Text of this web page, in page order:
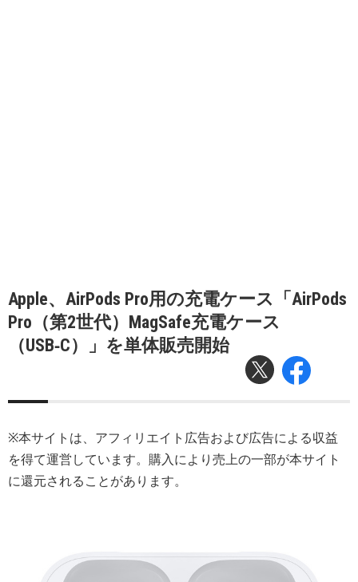
Apple、AirPods Pro用の充電ケース「AirPods
Pro（第2世代）MagSafe充電ケース
（USB‑C）」を単体販売開始
※本サイトは、アフィリエイト広告および広告による収益
を得て運営しています。購入により売上の一部が本サイト
に還元されることがあります。